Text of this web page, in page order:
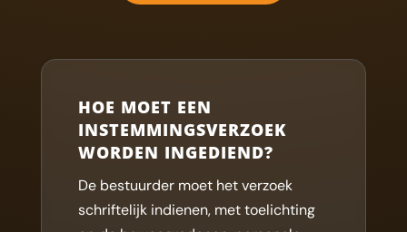
HOE MOET EEN
INSTEMMINGSVERZOEK
WORDEN INGEDIEND?
De bestuurder moet het verzoek
schriftelijk indienen, met toelichting